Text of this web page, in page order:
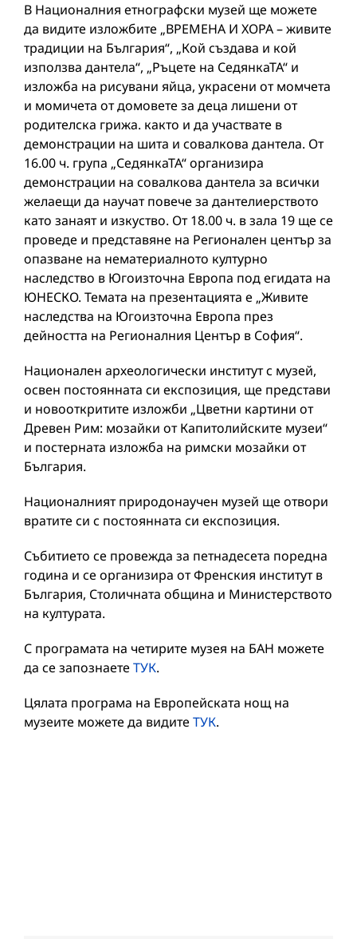
В Националния етнографски музей ще можете
да видите изложбите „ВРЕМЕНА И ХОРА – живите
традиции на България“, „Кой създава и кой
използва дантела“, „Ръцете на СедянкаТА“ и
изложба на рисувани яйца, украсени от момчета
и момичета от домовете за деца лишени от
родителска грижа. както и да участвате в
демонстрации на шита и совалкова дантела. От
16.00 ч. група „СедянкаТА“ организира
демонстрации на совалкова дантела за всички
желаещи да научат повече за дантелиерството
като занаят и изкуство. От 18.00 ч. в зала 19 ще се
проведе и представяне на Регионален център за
опазване на нематериалното културно
наследство в Югоизточна Европа под егидата на
ЮНЕСКО. Темата на презентацията е „Живите
наследства на Югоизточна Европа през
дейността на Регионалния Център в София“.
Национален археологически институт с музей,
освен постоянната си експозиция, ще представи
и новооткритите изложби „Цветни картини от
Древен Рим: мозайки от Капитолийските музеи“
и постерната изложба на римски мозайки от
България.
Националният природонаучен музей ще отвори
вратите си с постоянната си експозиция.
Събитието се провежда за петнадесета поредна
година и се организира от Френския институт в
България, Столичната община и Министерството
на културата.
С програмата на четирите музея на БАН можете
да се запознаете ТУК.
Цялата програма на Европейската нощ на
музеите можете да видите ТУК.